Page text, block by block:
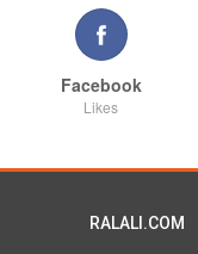
Facebook
Likes
RALALI.COM